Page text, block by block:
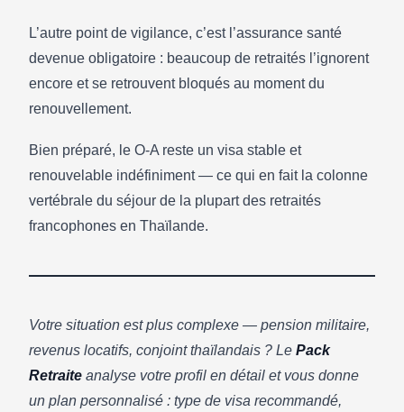
L’autre point de vigilance, c’est l’assurance santé
devenue obligatoire : beaucoup de retraités l’ignorent
encore et se retrouvent bloqués au moment du
renouvellement.
Bien préparé, le O-A reste un visa stable et
renouvelable indéfiniment — ce qui en fait la colonne
vertébrale du séjour de la plupart des retraités
francophones en Thaïlande.
Votre situation est plus complexe — pension militaire,
revenus locatifs, conjoint thaïlandais ? Le Pack
Retraite analyse votre profil en détail et vous donne
un plan personnalisé : type de visa recommandé,